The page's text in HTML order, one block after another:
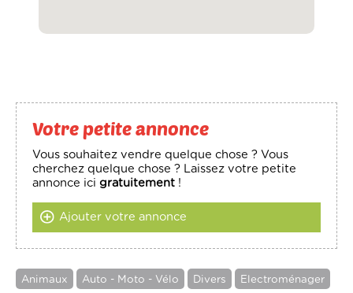
Votre petite annonce
Vous souhaitez vendre quelque chose ? Vous
cherchez quelque chose ? Laissez votre petite
annonce icigratuitement !
Ajouter votre annonce
Animaux Auto - Moto - Vélo Divers Electroménager